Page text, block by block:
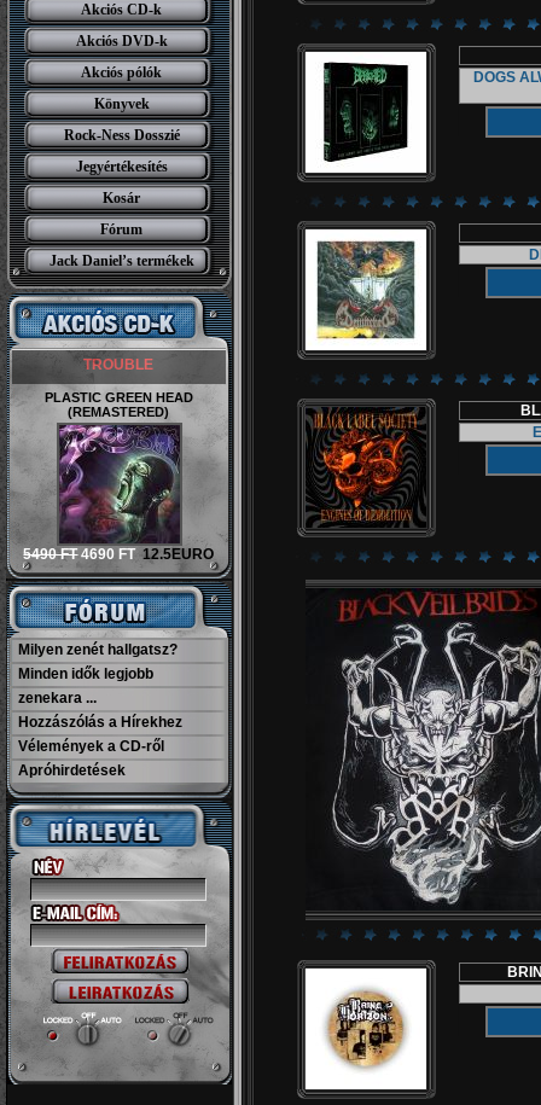
Akciós CD-k
Akciós DVD-k
Akciós pólók
Könyvek
Rock-Ness Dosszié
Jegyértékesítés
Kosár
Fórum
Jack Daniel’s termékek
TROUBLE
PLASTIC GREEN HEAD
(REMASTERED)
5490 FT 4690 FT 12.5EURO
Milyen zenét hallgatsz?
Minden idők legjobb
zenekara ...
Hozzászólás a Hírekhez
Vélemények a CD-ről
Apróhirdetések
DOGS